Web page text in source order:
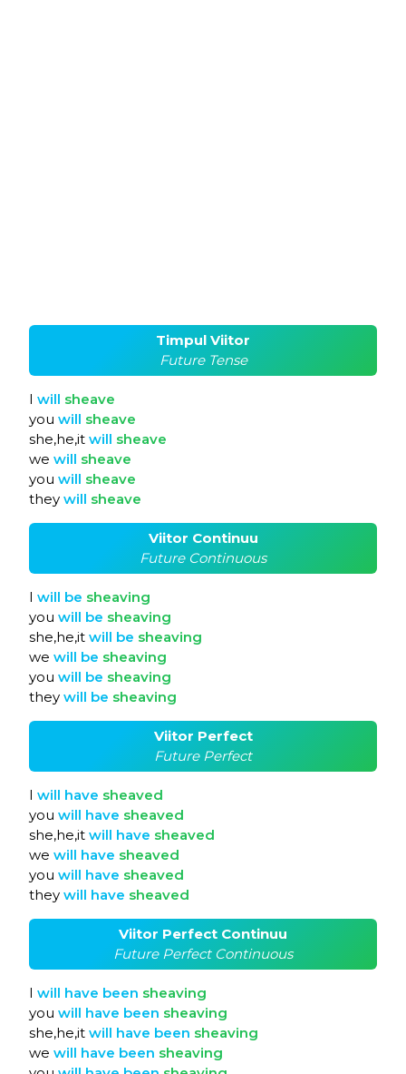
Timpul Viitor
Future Tense
I will sheave
you will sheave
she,he,it will sheave
we will sheave
you will sheave
they will sheave
Viitor Continuu
Future Continuous
I will be sheaving
you will be sheaving
she,he,it will be sheaving
we will be sheaving
you will be sheaving
they will be sheaving
Viitor Perfect
Future Perfect
I will have sheaved
you will have sheaved
she,he,it will have sheaved
we will have sheaved
you will have sheaved
they will have sheaved
Viitor Perfect Continuu
Future Perfect Continuous
I will have been sheaving
you will have been sheaving
she,he,it will have been sheaving
we will have been sheaving